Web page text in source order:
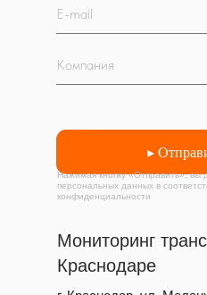
E-mail
Компания
▸
Нажимая кнопку «Отправить», вы
персональных данных в
конфиденциальности
Мониторинг
Краснодаре